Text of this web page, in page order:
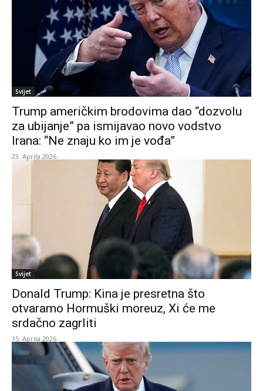
Svijet
Trump američkim brodovima dao “dozvolu
za ubijanje” pa ismijavao novo vodstvo
Irana: “Ne znaju ko im je vođa”
23. Aprila 2026.
Svijet
Donald Trump: Kina je presretna što
otvaramo Hormuški moreuz, Xi će me
srdačno zagrliti
15. Aprila 2026.